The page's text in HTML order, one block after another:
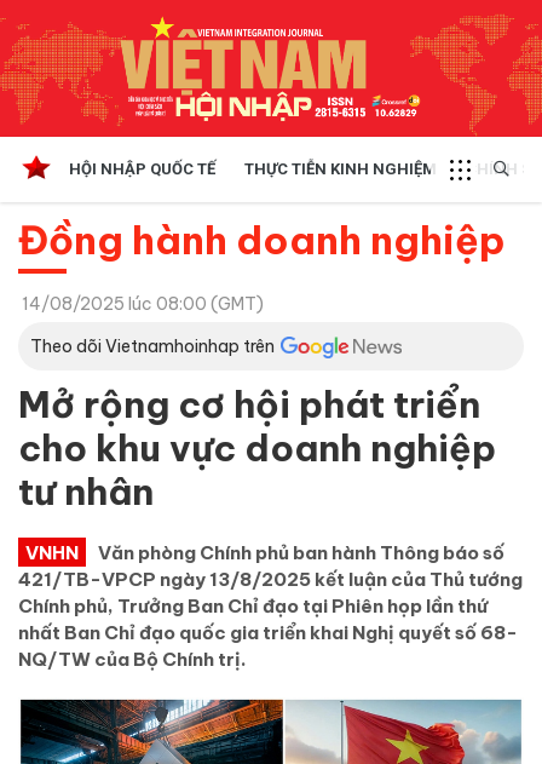
HỘI NHẬP QUỐC TẾ THỰC TIỄN KINH NGHIỆM CHÍNH
Đồng hành doanh nghiệp
14/08/2025 lúc 08:00 (GMT)
Theo dõi Vietnamhoinhap trên
Mở rộng cơ hội phát triển
cho khu vực doanh nghiệp
tư nhân
VNHN
Văn phòng Chính phủ ban hành Thông báo số
421/TB-VPCP ngày 13/8/2025 kết luận của Thủ tướng
Chính phủ, Trưởng Ban Chỉ đạo tại Phiên họp lần thứ
nhất Ban Chỉ đạo quốc gia triển khai Nghị quyết số 68-
NQ/TW của Bộ Chính trị.